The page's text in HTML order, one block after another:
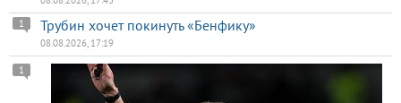
Трубин хочет покинуть «Бенфику»
1
08.08.2026, 17:19
1